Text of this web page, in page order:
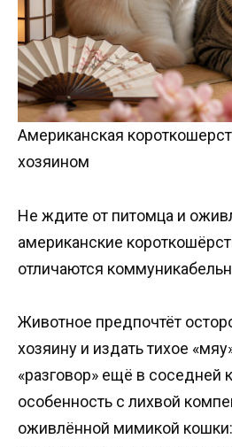
Американская
хозяином
Не ждите от питомца и
американские
отличаются
Животное предпочтёт
хозяину и издать тихое
«разговор» ещё в соседней
особенность с лихвой
оживлённой мимикой